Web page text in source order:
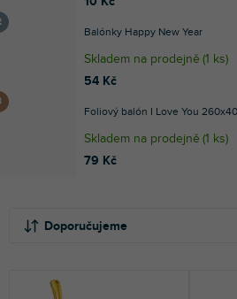
Balónky Happy New Year
Skladem na prodejně (1 ks)
54 Kč
Foliový balón I Love You
Skladem na prodejně (1 ks)
79 Kč
Doporučujeme
NEJDRAŽŠÍ